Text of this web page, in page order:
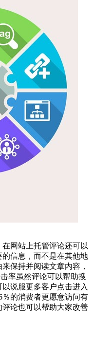
网站上托管评论还可以
信息，而不是在其他地
保持并阅读文章内容，
率虽然评论可以帮助搜
说服更多客户点击进入
的消费者更愿意访问有
论也可以帮助大家改善